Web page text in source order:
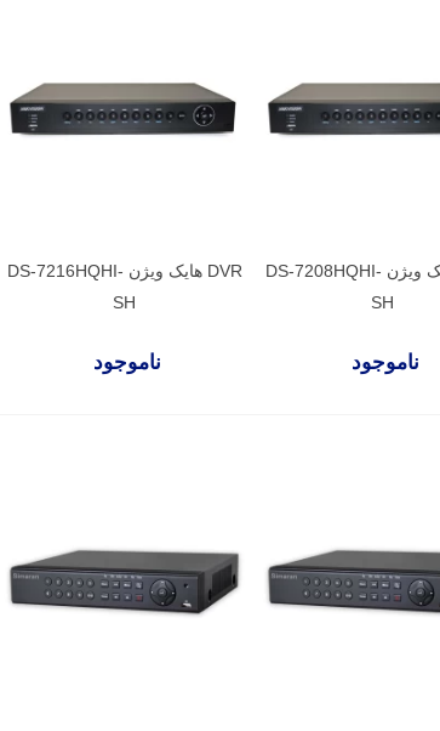
DVR هایک ویژن DS-7208HQHI-
SH
ناموجود
DVR هایک ویژن DS-7216HQHI-
SH
ناموجود